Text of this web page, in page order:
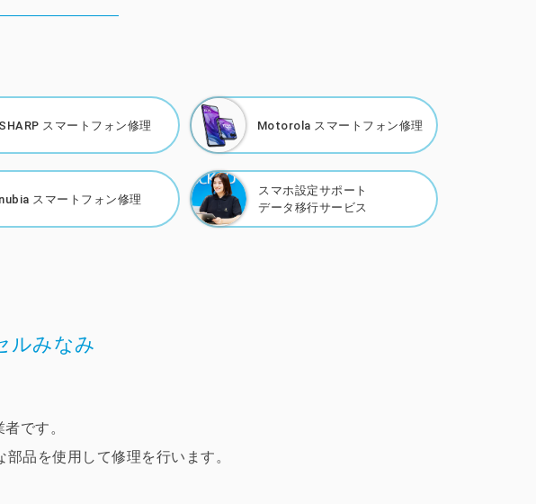
SHARP スマートフォン修理 Motorola スマートフォン修理
nubia スマートフォン修理
スマホ設定サポート
データ移行サービス
ルみなみ
です。
品を使用して修理を行います。